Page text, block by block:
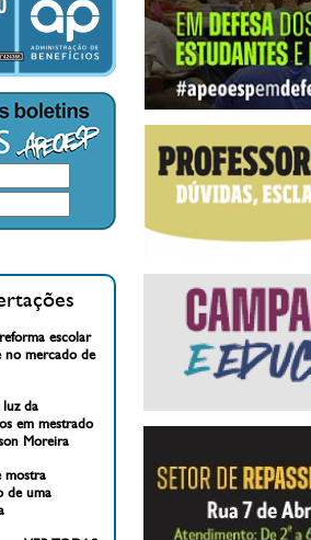
escolar
no mercado de
luz da
em mestrado
Moreira
mostra
de uma